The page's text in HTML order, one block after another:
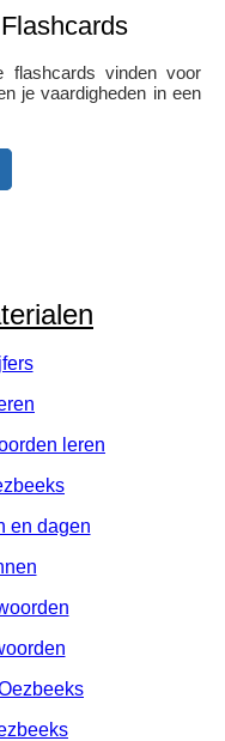
flashcards vinden voor
je vaardigheden in een
leren
en dagen